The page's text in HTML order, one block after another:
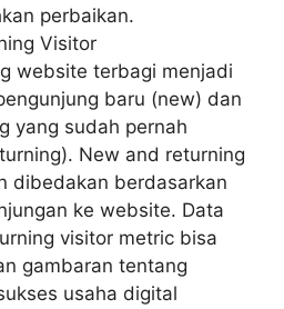
perbaikan.
Visitor
website terbagi menjadi
baru (new) dan
yang sudah pernah
New and returning
dibedakan berdasarkan
ke website. Data
visitor metric bisa
gambaran tentang
usaha digital